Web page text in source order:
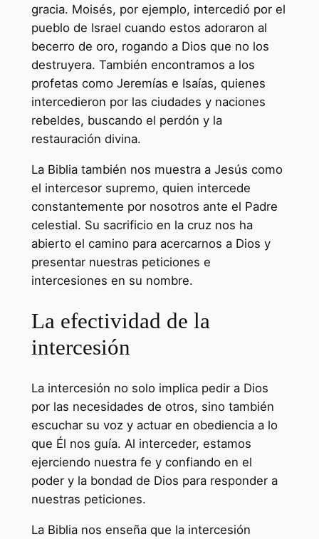
gracia. Moisés, por ejemplo, intercedió por el
pueblo de Israel cuando estos adoraron al
becerro de oro, rogando a Dios que no los
destruyera. También encontramos a los
profetas como Jeremías e Isaías, quienes
intercedieron por las ciudades y naciones
rebeldes, buscando el perdón y la
restauración divina.
La Biblia también nos muestra a Jesús como
el intercesor supremo, quien intercede
constantemente por nosotros ante el Padre
celestial. Su sacrificio en la cruz nos ha
abierto el camino para acercarnos a Dios y
presentar nuestras peticiones e
intercesiones en su nombre.
La efectividad de la
intercesión
La intercesión no solo implica pedir a Dios
por las necesidades de otros, sino también
escuchar su voz y actuar en obediencia a lo
que Él nos guía. Al interceder, estamos
ejerciendo nuestra fe y confiando en el
poder y la bondad de Dios para responder a
nuestras peticiones.
La Biblia nos enseña que la intercesión